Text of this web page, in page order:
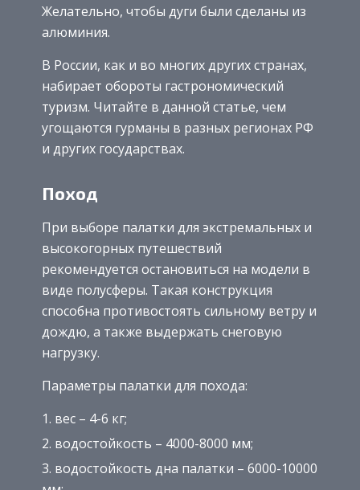
Желательно, чтобы дуги были сделаны из
алюминия.
В России, как и во многих других странах,
набирает обороты гастрономический
туризм. Читайте в данной статье, чем
угощаются гурманы в разных регионах РФ
и других государствах.
Поход
При выборе палатки для экстремальных и
высокогорных путешествий
рекомендуется остановиться на модели в
виде полусферы. Такая конструкция
способна противостоять сильному ветру и
дождю, а также выдержать снеговую
нагрузку.
Параметры палатки для похода:
вес – 4-6 кг;
водостойкость – 4000-8000 мм;
водостойкость дна палатки – 6000-10000